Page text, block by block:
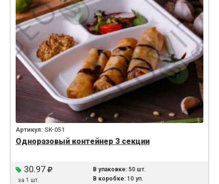
Артикул: SK-051
Одноразовый контейнер 3 секции
30.97
за 1 шт.
В упаковке:50 шт.
В коробке:10 уп.